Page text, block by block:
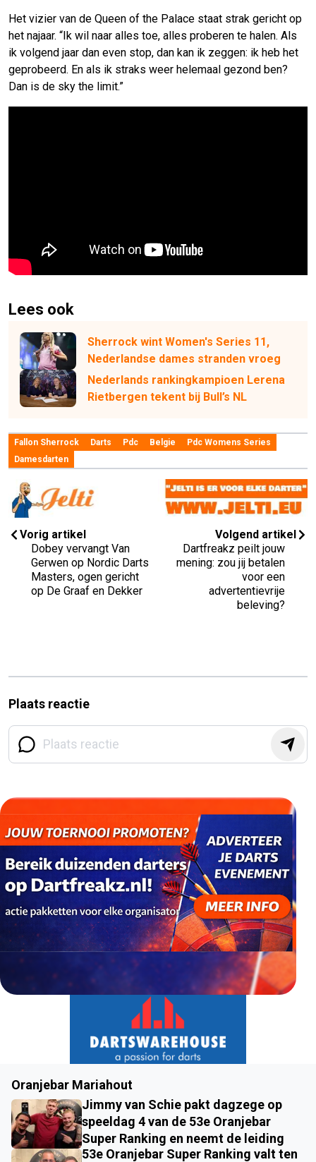
Het vizier van de Queen of the Palace staat strak gericht op
het najaar. “Ik wil naar alles toe, alles proberen te halen. Als
ik volgend jaar dan even stop, dan kan ik zeggen: ik heb het
geprobeerd. En als ik straks weer helemaal gezond ben?
Dan is de sky the limit.”
Lees ook
Sherrock wint Women's Series 11,
Nederlandse dames stranden vroeg
Nederlands rankingkampioen Lerena
Rietbergen tekent bij Bull’s NL
Fallon Sherrock Darts Pdc Belgie
Pdc Womens Series
Damesdarten
Vorig artikel
Dobey vervangt Van
Gerwen op Nordic Darts
Masters, ogen gericht
op De Graaf en Dekker
Volgend artikel
Dartfreakz peilt jouw
mening: zou jij betalen
voor een
advertentievrije
beleving?
Plaats reactie
Oranjebar Mariahout
Jimmy van Schie pakt dagzege op
speeldag 4 van de 53e Oranjebar
Super Ranking en neemt de leiding
53e Oranjebar Super Ranking valt ten